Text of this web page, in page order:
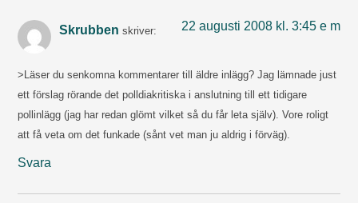
Skrubben skriver: 22 augusti 2008 kl. 3:45 e m
>Läser du senkomna kommentarer till äldre inlägg? Jag lämnade just
ett förslag rörande det polldiakritiska i anslutning till ett tidigare
pollinlägg (jag har redan glömt vilket så du får leta själv). Vore roligt
att få veta om det funkade (sånt vet man ju aldrig i förväg).
Svara